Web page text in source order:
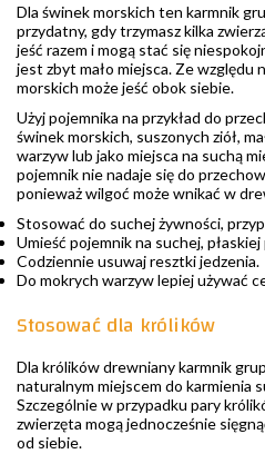
Dla świnek morskich ten karmnik
przydatny, gdy trzymasz kilka
jeść razem i mogą stać się
jest zbyt mało miejsca. Ze względu
morskich może jeść obok siebie.
Użyj pojemnika na przykład do
świnek morskich, suszonych ziół,
warzyw lub jako miejsca na suchą
pojemnik nie nadaje się do
ponieważ wilgoć może wnikać w
Stosować do suchej żywności,
Umieść pojemnik na suchej,
Codziennie usuwaj resztki jedzenia.
Do mokrych warzyw lepiej używać
Stosować dla królików
Dla królików drewniany karmnik
naturalnym miejscem do karmienia
Szczególnie w przypadku pary
zwierzęta mogą jednocześnie
od siebie.